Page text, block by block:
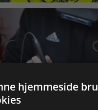
hjemmeside